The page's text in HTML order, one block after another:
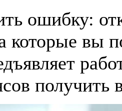
ошибку:
которые вы
получить